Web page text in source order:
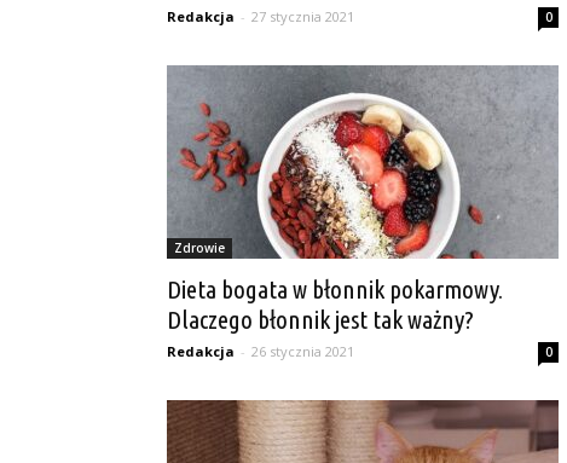
Redakcja - 27 stycznia 2021 0
Zdrowie
Dieta bogata w błonnik pokarmowy.
Dlaczego błonnik jest tak ważny?
Redakcja - 26 stycznia 2021 0